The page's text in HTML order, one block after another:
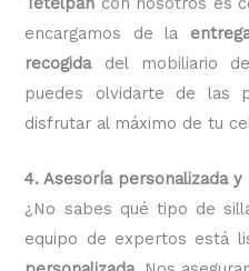
encargamos de la
recogidadel mobiliario
puedes olvidarte de las
disfrutar al máximo de tu
4. Asesoría personalizada
¿No sabes qué tipo de
equipo de expertos está